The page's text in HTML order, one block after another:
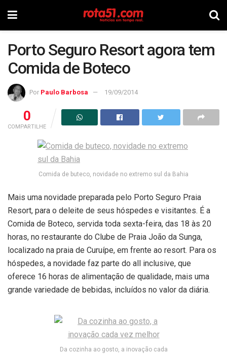
Porto Seguro Resort agora tem
Comida de Boteco
Por Paulo Barbosa 19/09/2014
0
COMPARTILHE
Comida de buteco, novidade no extremo sul da Bahia
Mais uma novidade preparada pelo Porto Seguro Praia
Resort, para o deleite de seus hóspedes e visitantes. É a
Comida de Boteco, servida toda sexta-feira, das 18 às 20
horas, no restaurante do Clube de Praia João da Sunga,
localizado na praia de Curuípe, em frente ao resort. Para os
hóspedes, a novidade faz parte do all inclusive, que
oferece 16 horas de alimentação de qualidade, mais uma
grande variedade de bebidas, incluídos no valor da diária.
Da cozinha ao gosto, a inovação cada